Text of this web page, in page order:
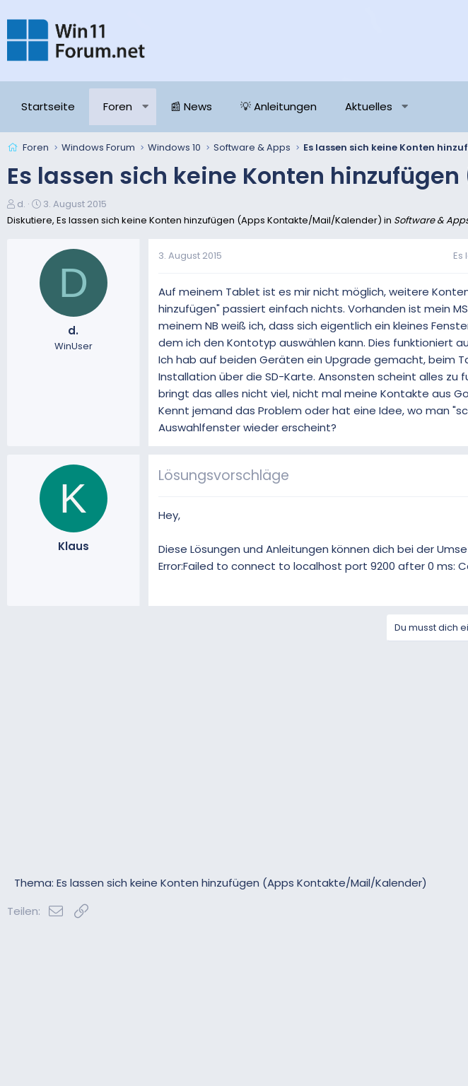
Startseite Foren 📰 News 💡 Anleitungen Aktuelles
Foren Windows Forum Windows 10 Software & Apps
Es lassen sich keine Konten
E
r
d.
E
r
e
l
t
3. August 2015
Diskutiere, Es lassen sich keine Konten hinzufügen (Apps Kontakte/Mail/Kalender) in Software &
D
d.
WinUser
3. August 2015 Es
Auf meinem Tablet ist es mir nicht möglich, weitere
hinzufügen" passiert einfach nichts. Vorhanden ist mein
meinem NB weiß ich, dass sich eigentlich ein kleines
dem ich den Kontotyp auswählen kann. Dies funktioniert
Ich hab auf beiden Geräten ein Upgrade gemacht, beim
Installation über die SD-Karte. Ansonsten scheint alles zu
bringt das alles nicht viel, nicht mal meine Kontakte aus
Kennt jemand das Problem oder hat eine Idee, wo man
Auswahlfenster wieder erscheint?
K
Klaus
Lösungsvorschläge
Hey,
Diese Lösungen und Anleitungen können dich bei der
Error:Failed to connect to localhost port 9200 after 0 ms:
Du musst dich
Thema: Es lassen sich keine Konten hinzufügen (Apps Kontakte/Mail/Kalender)
Teilen:
E-Mail